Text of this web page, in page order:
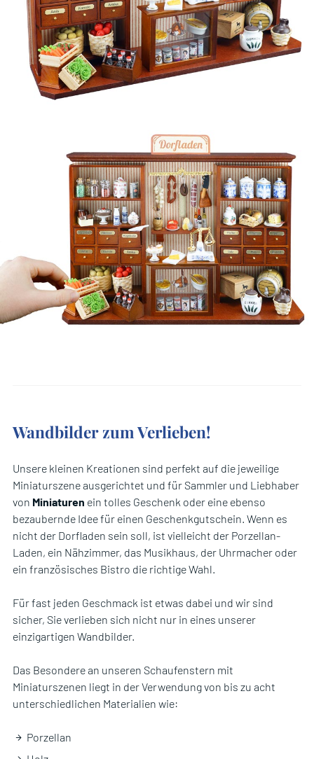
Wandbilder zum Verlieben!
Unsere kleinen Kreationen sind perfekt auf die jeweilige
Miniaturszene ausgerichtet und für Sammler und Liebhaber
von Miniaturen ein tolles Geschenk oder eine ebenso
bezaubernde Idee für einen Geschenkgutschein. Wenn es
nicht der Dorfladen sein soll, ist vielleicht der Porzellan-
Laden, ein Nähzimmer, das Musikhaus, der Uhrmacher oder
ein französisches Bistro die richtige Wahl.
Für fast jeden Geschmack ist etwas dabei und wir sind
sicher, Sie verlieben sich nicht nur in eines unserer
einzigartigen Wandbilder.
Das Besondere an unseren Schaufenstern mit
Miniaturszenen liegt in der Verwendung von bis zu acht
unterschiedlichen Materialien wie:
Porzellan